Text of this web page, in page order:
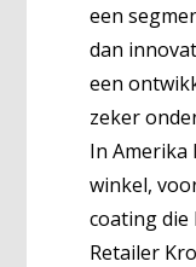
een
dan
een
zeker
In Amerika
winkel,
coating
Retailer